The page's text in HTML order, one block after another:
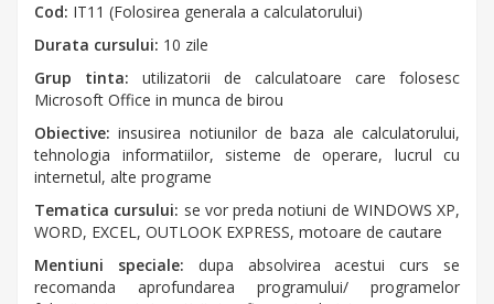
Cod: IT11 (Folosirea generala a calculatorului)
Durata cursului: 10 zile
Grup tinta: utilizatorii de calculatoare care folosesc
Microsoft Office in munca de birou
Obiective: insusirea notiunilor de baza ale calculatorului,
tehnologia informatiilor, sisteme de operare, lucrul cu
internetul, alte programe
Tematica cursului: se vor preda notiuni de WINDOWS XP,
WORD, EXCEL, OUTLOOK EXPRESS, motoare de cautare
Mentiuni speciale: dupa absolvirea acestui curs se
recomanda aprofundarea programului/ programelor